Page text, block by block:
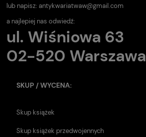
lub napisz: antykwariatwaw@gmail.com
a najlepiej nas odwiedź:
ul. Wiśniowa 63
02-520 Warszawa
SKUP / WYCENA:
Skup książek
Skup książek przedwojennych